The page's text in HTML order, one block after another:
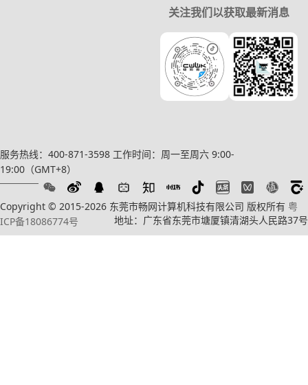
关注我们以获取最新消息
服务热线：400-871-3598 工作时间：周一至周六 9:00-
19:00（GMT+8）
Copyright © 2015-2026 东莞市畅网计算机科技有限公司 版权所有 粤
ICP备18086774号
地址：广东省东莞市塘厦镇清湖头人民路37号